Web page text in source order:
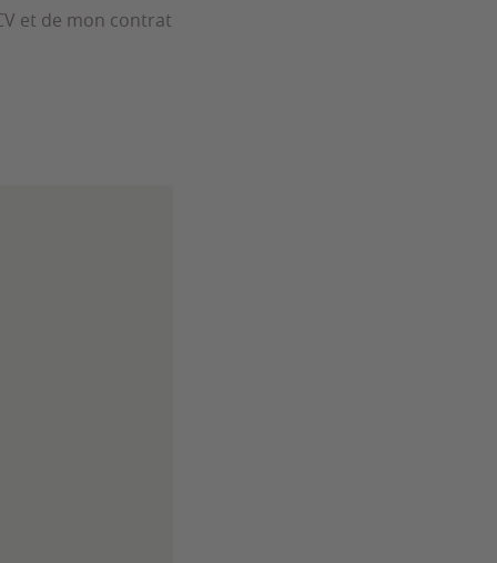
et de mon contrat